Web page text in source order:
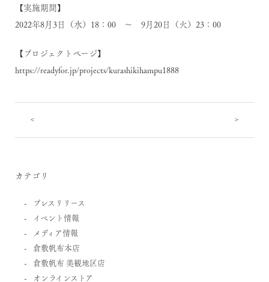
【実施期間】
2022年8月3日（水）18：00 ～ 9月20日（火）23：00
【プロジェクトページ】
https://readyfor.jp/projects/kurashikihampu1888
< >
カテゴリ
プレスリリース
イベント情報
メディア情報
倉敷帆布本店
倉敷帆布 美観地区店
オンラインストア